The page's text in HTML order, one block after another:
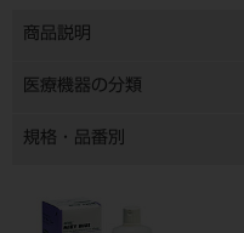
商品説明
医療機器の分類
規格・品番別